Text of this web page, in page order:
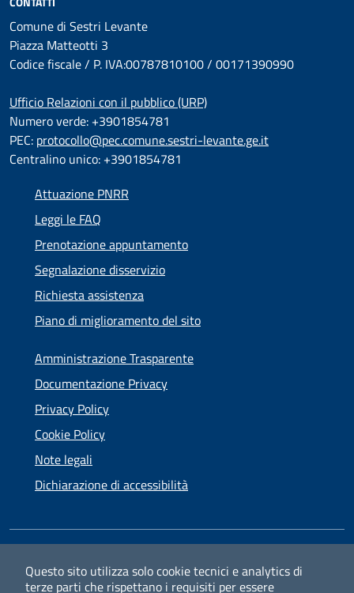
Questo sito utilizza solo cookie tecnici e analytics di
terze parti che rispettano i requisiti per essere
Comune di Sestri Levante
Piazza Matteotti 3
Codice fiscale / P. IVA:00787810100 / 00171390990
Ufficio Relazioni con il pubblico (URP)
Numero verde: +3901854781
PEC: protocollo@pec.comune.sestri-levante.ge.it
Centralino unico: +3901854781
Attuazione PNRR
Leggi le FAQ
Prenotazione appuntamento
Segnalazione disservizio
Richiesta assistenza
Piano di miglioramento del sito
Amministrazione Trasparente
Documentazione Privacy
Privacy Policy
Cookie Policy
Note legali
Dichiarazione di accessibilità
FacebookInstagram